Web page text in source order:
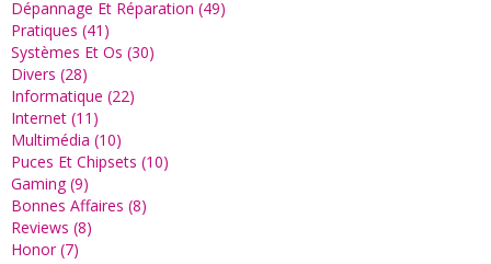
Dépannage Et Réparation (49)
Pratiques (41)
Systèmes Et Os (30)
Divers (28)
Informatique (22)
Internet (11)
Multimédia (10)
Puces Et Chipsets (10)
Gaming (9)
Bonnes Affaires (8)
Reviews (8)
Honor (7)